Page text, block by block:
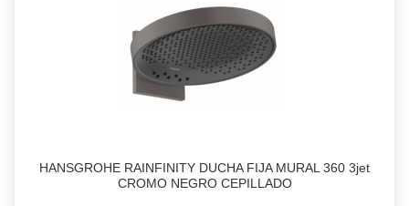
HANSGROHE RAINFINITY DUCHA FIJA MURAL 360 3jet
CROMO NEGRO CEPILLADO